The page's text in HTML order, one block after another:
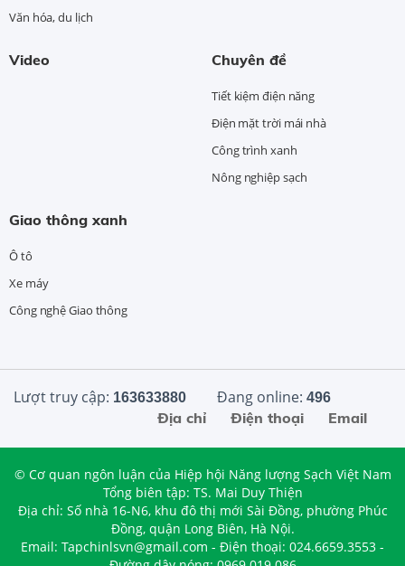
Văn hóa, du lịch
Video Chuyên đề
Tiết kiệm điện năng
Điện mặt trời mái nhà
Công trình xanh
Nông nghiệp sạch
Giao thông xanh
Ô tô
Xe máy
Công nghệ Giao thông
Lượt truy cập: 163633880 Đang online: 496
Email
Điện thoại
Địa chỉ
© Cơ quan ngôn luận của Hiệp hội Năng lượng Sạch Việt Nam
Tổng biên tập: TS. Mai Duy Thiện
Địa chỉ: Số nhà 16-N6, khu đô thị mới Sài Đồng, phường Phúc
Đồng, quận Long Biên, Hà Nội.
Email: Tapchinlsvn@gmail.com - Điện thoại: 024.6659.3553 -